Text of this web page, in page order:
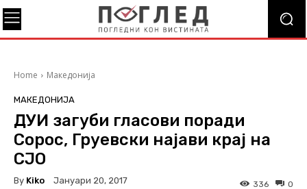
Home Македонија
МАКЕДОНИЈА
ДУИ загуби гласови поради
Сорос, Груевски најави крај на
СЈО
By Kiko Јануари 20, 2017 0
336